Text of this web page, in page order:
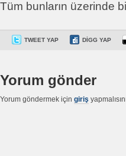
Tüm bunların üzerinde
TWEET YAP DIGG YAP
Yorum gönder
Yorum göndermek için giriş